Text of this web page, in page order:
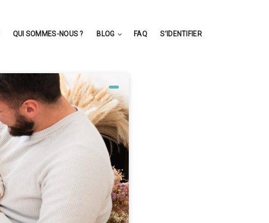
QUI SOMMES-NOUS ? BLOG FAQ S’IDENTIFIER